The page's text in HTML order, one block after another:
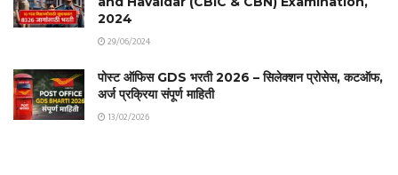
2024
29/06/2024
पोस्ट ऑफिस GDS भरती 2026 – सिलेक्शन प्रोसेस, कटऑफ,
अर्ज प्रक्रिया संपूर्ण माहिती
13/02/2026